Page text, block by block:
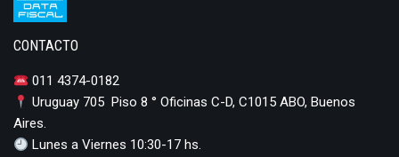
CONTACTO
011 4374-0182
Uruguay 705 Piso 8 ° Oficinas C-D, C1015 ABO, Buenos
Aires.
Lunes a Viernes 10:30-17 hs.